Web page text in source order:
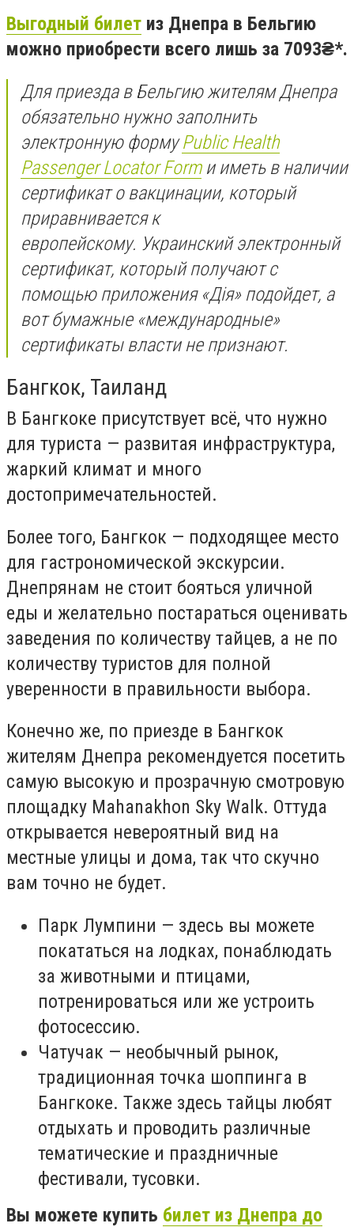
Выгодный билет из Днепра в Бельгию
можно приобрести всего лишь за 7093₴*.
Для приезда в Бельгию жителям Днепра
обязательно нужно заполнить
электронную формуPublic Health
Passenger Locator Formи иметь в наличии
сертификат о вакцинации, который
приравнивается к
европейскому. Украинский электронный
сертификат, который получают с
помощью приложения «Дія» подойдет, а
вот бумажные «международные»
сертификаты власти не признают.
Бангкок, Таиланд
В Бангкоке присутствует всё, что нужно
для туриста — развитая инфраструктура,
жаркий климат и много
достопримечательностей.
Более того, Бангкок — подходящее место
для гастрономической экскурсии.
Днепрянам не стоит бояться уличной
еды и желательно постараться оценивать
заведения по количеству тайцев, а не по
количеству туристов для полной
уверенности в правильности выбора.
Конечно же, по приезде в Бангкок
жителям Днепра рекомендуется посетить
самую высокую и прозрачную смотровую
площадку Mahanakhon Sky Walk. Оттуда
открывается невероятный вид на
местные улицы и дома, так что скучно
вам точно не будет.
Парк Лумпини — здесь вы можете
покататься на лодках, понаблюдать
за животными и птицами,
потренироваться или же устроить
фотосессию.
Чатучак — необычный рынок,
традиционная точка шоппинга в
Бангкоке. Также здесь тайцы любят
отдыхать и проводить различные
тематические и праздничные
фестивали, тусовки.
Вы можете купить билет из Днепра до